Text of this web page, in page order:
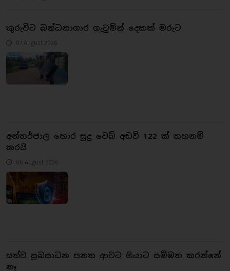
කුරුවිට බන්ධනාගාර ගැටුමින් දෙකක් මරුට
07 August 2026
අන්තර්ජාල හොර සූදු වෙබ් අඩවි 122 ක් තහනම්
කරයි
06 August 2026
සත්ව සුබසාධන පනත ආවට ගියාට සම්මත කරන්නේ
නෑ